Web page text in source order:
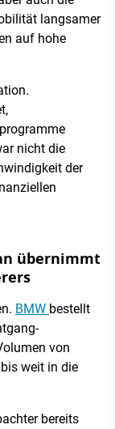
langsamer
auf hohe
nicht die
der
übernimmt
BMW bestellt
von
weit in die
bereits